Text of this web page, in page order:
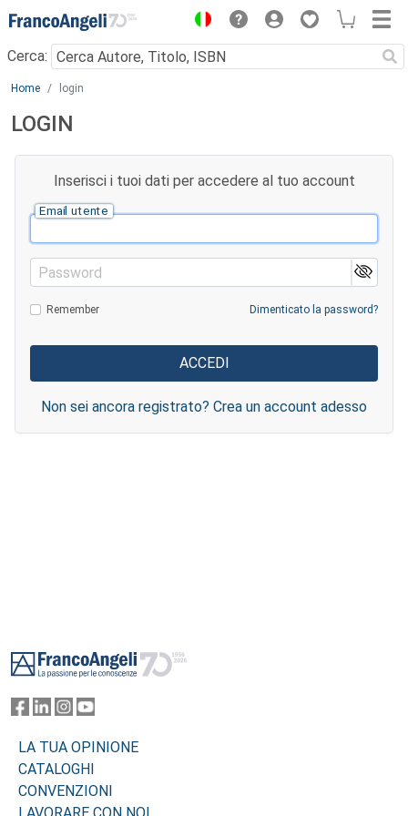
Menu
Cerca:
Main content
Home login
LOGIN
Inserisci i tuoi dati per accedere al tuo account
Email utente
Password
Remember Dimenticato la password?
Non sei ancora registrato? Crea un account adesso
LA TUA OPINIONE
CATALOGHI
CONVENZIONI